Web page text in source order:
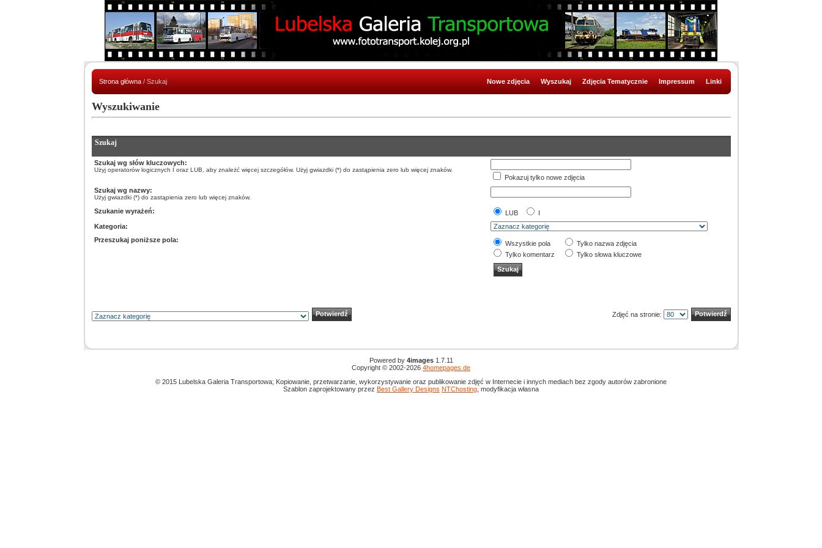
Strona główna/ Szukaj Nowe zdjęcia Wyszukaj Zdjęcia Tematycznie Impressum Linki
Wyszukiwanie
Szukaj
Szukaj wg słów kluczowych:
Użyj operatorów logicznych I oraz LUB, aby znależć więcej szczegółów. Użyj gwiazdki (*) do zastąpienia zero lub więcej znaków.
Pokazuj tylko nowe zdjęcia
Szukaj wg nazwy:
Użyj gwiazdki (*) do zastąpienia zero lub więcej znaków.
Szukanie wyrażeń: LUB
I
Kategoria:
Przeszukaj poniższe pola:
Wszystkie pola
Tylko nazwa zdjęcia
Tylko komentarz
Tylko słowa kluczowe
Zdjęć na stronie:
Powered by 4images1.7.11
Copyright © 2002-2026 4homepages.de
© 2015 Lubelska Galeria Transportowa; Kopiowanie, przetwarzanie, wykorzystywanie oraz publikowanie zdjęć w Internecie i innych mediach bez zgody autorów zabronione
Szablon zaprojektowany przez Best Gallery Designs NTChosting , modyfikacja własna